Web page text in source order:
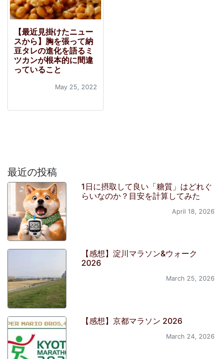
【最近見掛けたニュー
スから】胸を張って納
豆タレの進化を語るミ
ツカンが根本的に間違
っていること
May 25, 2022
最近の投稿
1日に摂取して良い「糖質」はどれぐ
らいなのか？目安を計算してみた
April 18, 2026
【感想】淀川マラソン&ウォーク
2026
March 25, 2026
【感想】京都マラソン 2026
March 24, 2026